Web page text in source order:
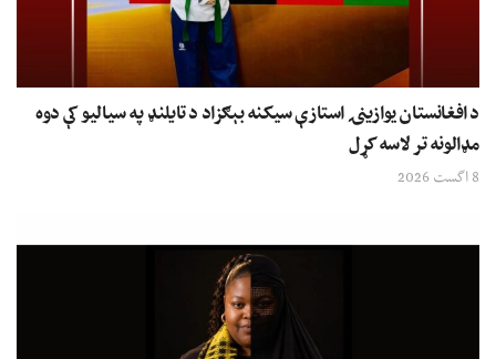
د افغانستان یوازینۍ استازې سیکنه بېګزاد د تایلنډ په سیالیو کې دوه
مډالونه تر لاسه کړل
8 اگست 2026